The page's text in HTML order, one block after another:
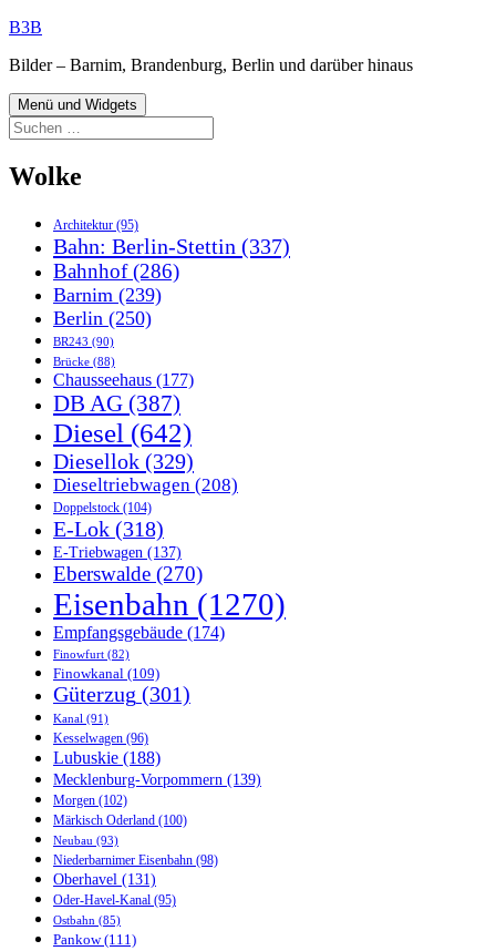
Zum
springen
B3B
Bilder – Barnim, Brandenburg, Berlin und darüber hinaus
Menü und Widgets
Suchen
nach:
Wolke
Architektur (95)
Bahn: Berlin-Stettin (337)
Bahnhof(286)
Barnim (239)
Berlin (250)
BR243 (90)
Brücke (88)
Chausseehaus (177)
DB AG (387)
Diesel (642)
Diesellok (329)
Dieseltriebwagen (208)
Doppelstock (104)
E-Lok (318)
E-Triebwagen (137)
Eberswalde (270)
Eisenbahn (1270)
Empfangsgebäude (174)
Finowfurt (82)
Finowkanal (109)
Güterzug (301)
Kanal (91)
Kesselwagen (96)
Lubuskie (188)
Mecklenburg-Vorpommern (139)
Morgen (102)
Märkisch Oderland (100)
Neubau (93)
Niederbarnimer Eisenbahn (98)
Oberhavel (131)
Oder-Havel-Kanal (95)
Ostbahn (85)
Pankow(111)